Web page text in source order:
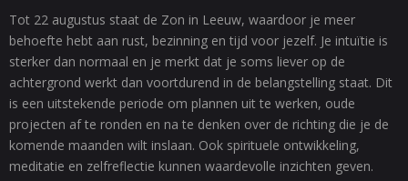
Tot 22 augustus staat de Zon in Leeuw, waardoor je meer
behoefte hebt aan rust, bezinning en tijd voor jezelf. Je intuïtie is
sterker dan normaal en je merkt dat je soms liever op de
achtergrond werkt dan voortdurend in de belangstelling staat. Dit
is een uitstekende periode om plannen uit te werken, oude
projecten af te ronden en na te denken over de richting die je de
komende maanden wilt inslaan. Ook spirituele ontwikkeling,
meditatie en zelfreflectie kunnen waardevolle inzichten geven.